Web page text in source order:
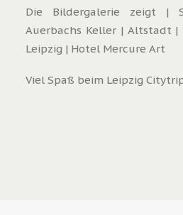
Die Bildergalerie zeigt |
Auerbachs Keller | Altstadt
Leipzig | Hotel Mercure Art
Viel Spaß beim Leipzig